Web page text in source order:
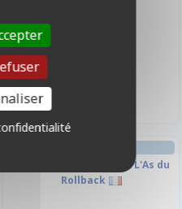
Pin's émaillé Médaille : L'As du
Rollback